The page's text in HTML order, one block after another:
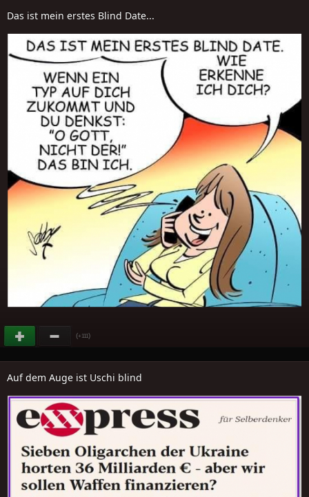
Das ist mein erstes Blind Date...
(+111)
Auf dem Auge ist Uschi blind